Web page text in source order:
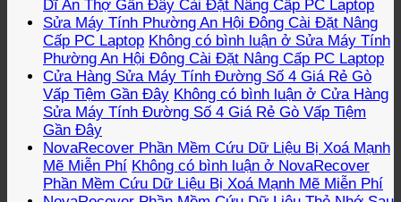
Dĩ An Thợ Gần Đây Cài Đặt Nâng Cấp PC Laptop
Sửa Máy Tính Phường An Hội Đông Cài Đặt Nâng
Cấp PC Laptop Không có bình luận ở Sửa Máy Tính
Phường An Hội Đông Cài Đặt Nâng Cấp PC Laptop
Cửa Hàng Sửa Máy Tính Đường Số 4 Giá Rẻ Gò
Vấp Tiệm Gần Đây Không có bình luận ở Cửa Hàng
Sửa Máy Tính Đường Số 4 Giá Rẻ Gò Vấp Tiệm
Gần Đây
NovaRecover Phần Mềm Cứu Dữ Liệu Bị Xoá Mạnh
Mẽ Miễn Phí Không có bình luận ở NovaRecover
Phần Mềm Cứu Dữ Liệu Bị Xoá Mạnh Mẽ Miễn Phí